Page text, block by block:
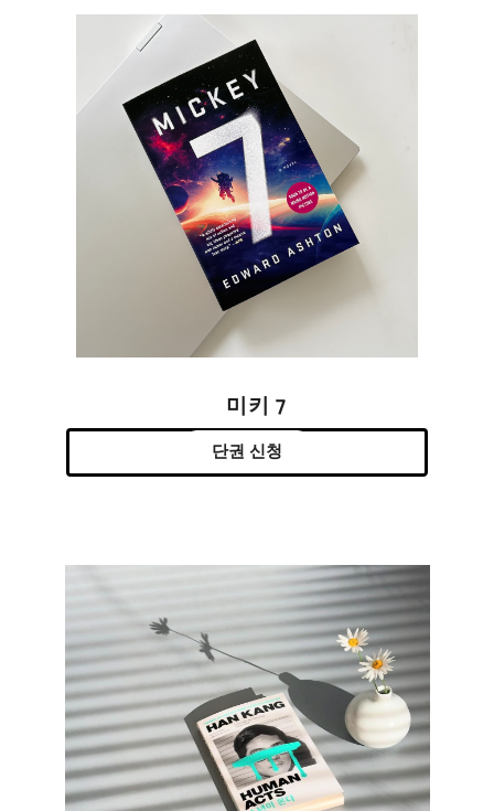
미키 7
단권 신청